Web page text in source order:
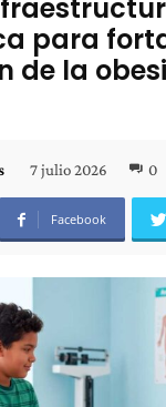
para
de la
7 julio 2026 0
Facebook